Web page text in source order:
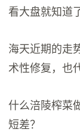
看大盘就知道
海天近期的走
术性修复，也
什么涪陵榨菜
短差？